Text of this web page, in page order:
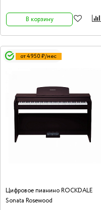
В корзину
от 4 950 ₽/мес
Цифровое пианино ROCKDALE
Sonata Rosewood